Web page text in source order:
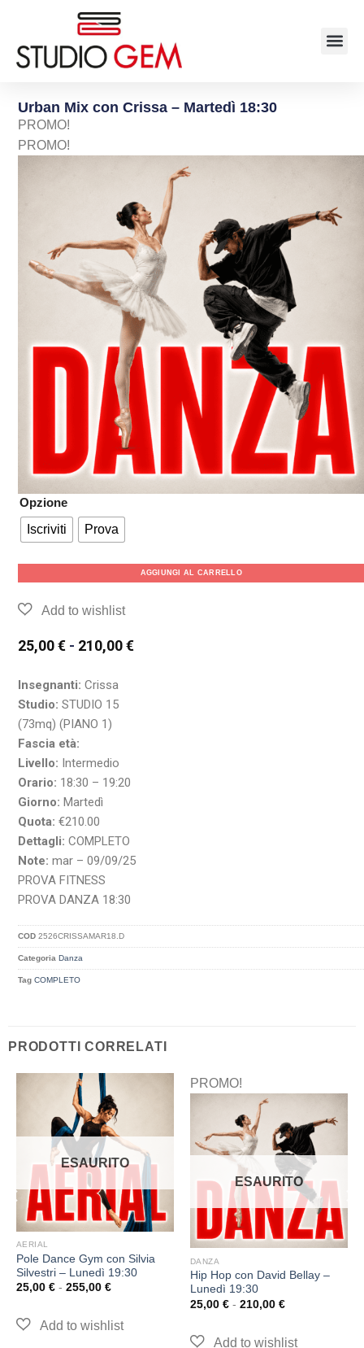
Urban Mix con Crissa – Martedì 18:30
PROMO!
PROMO!
Opzione
Iscriviti
Prova
AGGIUNGI AL CARRELLO
25,00€ - 210,00€
Insegnanti: Crissa
Studio: STUDIO 15
(73mq) (PIANO 1)
Fascia età:
Livello: Intermedio
Orario: 18:30 – 19:20
Giorno: Martedì
Quota: €210.00
Dettagli: COMPLETO
Note: mar – 09/09/25
PROVA FITNESS
PROVA DANZA 18:30
COD2526CRISSAMAR18.D
Categoria Danza
Tag COMPLETO
PRODOTTI CORRELATI
ESAURITO
AERIAL
Pole Dance Gym con Silvia
Silvestri – Lunedì 19:30
25,00 € - 255,00 €
PROMO!
ESAURITO
DANZA
Hip Hop con David Bellay –
Lunedì 19:30
25,00 € - 210,00 €